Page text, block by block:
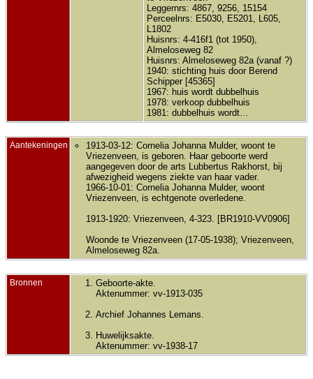
Leggernrs: 4867, 9256, 15154
Perceelnrs: E5030, E5201, L605,
L1802
Huisnrs: 4-416f1 (tot 1950),
Almeloseweg 82
Huisnrs: Almeloseweg 82a (vanaf ?)
1940: stichting huis door Berend
Schipper [45365]
1967: huis wordt dubbelhuis
1978: verkoop dubbelhuis
1981: dubbelhuis wordt…
Aantekeningen
1913-03-12: Cornelia Johanna Mulder, woont te
Vriezenveen, is geboren. Haar geboorte werd
aangegeven door de arts Lubbertus Rakhorst, bij
afwezigheid wegens ziekte van haar vader.
1966-10-01: Cornelia Johanna Mulder, woont
Vriezenveen, is echtgenote overledene.
1913-1920: Vriezenveen, 4-323. [BR1910-VV0906]
Woonde te Vriezenveen (17-05-1938); Vriezenveen,
Almeloseweg 82a.
Bronnen
Geboorte-akte.
Aktenummer: vv-1913-035
Archief Johannes Lemans.
Huwelijksakte.
Aktenummer: vv-1938-17